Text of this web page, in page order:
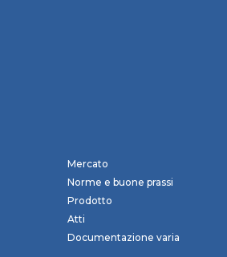
Mercato
Norme e buone prassi
Prodotto
Atti
Documentazione varia